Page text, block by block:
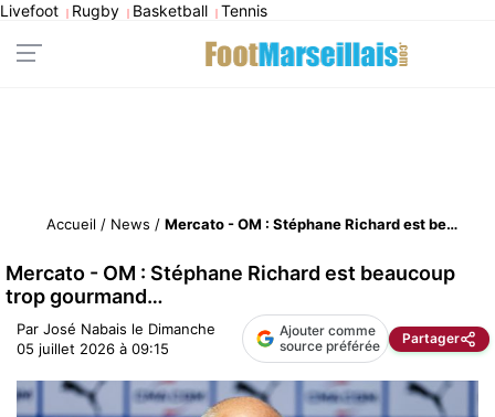
Livefoot | Rugby | Basketball | Tennis
Accueil / News / Mercato - OM : Stéphane Richard est beaucoup trop gourmand…
Mercato - OM : Stéphane Richard est beaucoup
trop gourmand…
Par José Nabais le Dimanche
05 juillet 2026 à 09:15
Ajouter comme
source préférée
Partager